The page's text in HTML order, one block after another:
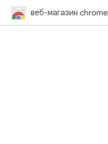
веб-магазин chrome